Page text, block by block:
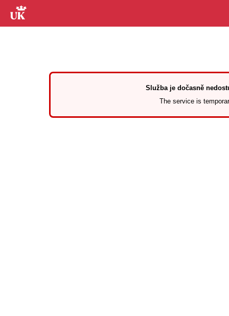
Služba je dočasně
The service is